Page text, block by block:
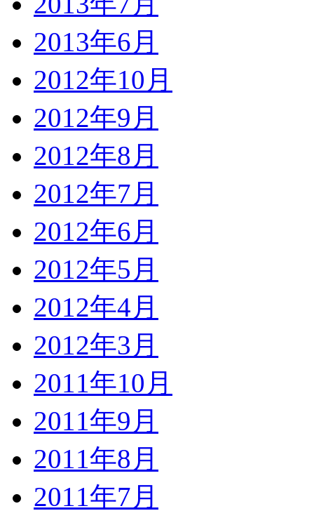
2013年6月
2012年10月
2012年9月
2012年8月
2012年7月
2012年6月
2012年5月
2012年4月
2012年3月
2011年10月
2011年9月
2011年8月
2011年7月